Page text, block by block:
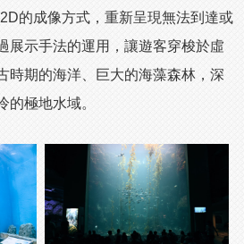
的成像方式，重新呈現無法到達或
展示手法的運用，讓遊客穿梭於虛
時期的海洋、巨大的海藻森林，深
的極地水域。